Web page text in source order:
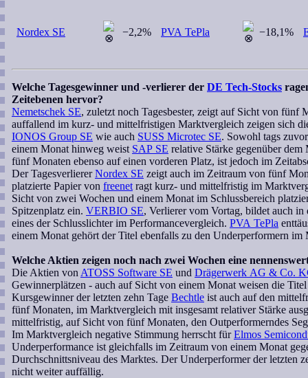
Nordex SE −2,2% PVA TePla −18,1%
Welche Tagesgewinner und -verlierer der DE Tech-Stocks
Zeitebenen hervor?
Nemetschek SE, zuletzt noch Tagesbester, zeigt auf Sicht von
auffallend im kurz- und mittelfristigen Marktvergleich zeigen sich
IONOS Group SE wie auch SUSS Microtec SE. Sowohl tags
einem Monat hinweg weist SAP SE relative Stärke gegenüber
fünf Monaten ebenso auf einen vorderen Platz, ist jedoch im
Der TagesverliererNordex SE zeigt auch im Zeitraum von fünf
platzierte Papier von freenet ragt kurz- und mittelfristig im
Sicht von zwei Wochen und einem Monat im Schlussbereich
Spitzenplatz ein. VERBIO SE, Verlierer vom Vortag, bildet auch
eines der Schlusslichter im Performancevergleich. PVA TePla
einem Monat gehört der Titel ebenfalls zu den Underperformern im
Welche Aktien zeigen noch nach zwei Wochen eine
Die Aktien von ATOSS Software SE und Drägerwerk AG & Co.
Gewinnerplätzen - auch auf Sicht von einem Monat weisen die
Kursgewinner der letzten zehn Tage Bechtle ist auch auf den
fünf Monaten, im Marktvergleich mit insgesamt relativer Stärke
mittelfristig, auf Sicht von fünf Monaten, den Outperformerndes
Im Marktvergleich negative Stimmung herrscht fürElmos
Underperformance ist gleichfalls im Zeitraum von einem Monat
Durchschnittsniveau des Marktes. Der Underperformer der letzten
nicht weiter auffällig.